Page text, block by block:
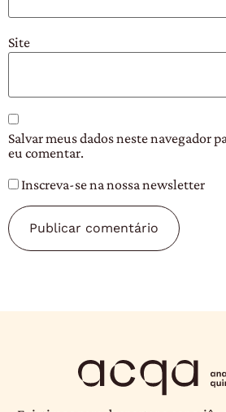
Site
Salvar meus dados neste navegador
eu comentar.
Inscreva-se na nossa newsletter